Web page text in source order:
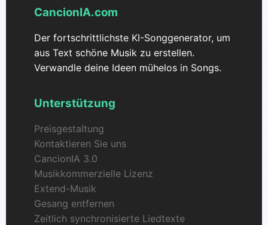
CancionIA.com
Der fortschrittlichste KI-Songgenerator, um
aus Text schöne Musik zu erstellen.
Verwandle deine Ideen mühelos in Songs.
Unterstützung
Preisgestaltung
Kontaktieren Sie uns
CancionIA 3.0
Musikkommerzielle Lizenz
Extend-Musik
Gesang entfernen
Zeitlich synchronisierte Liedtexte